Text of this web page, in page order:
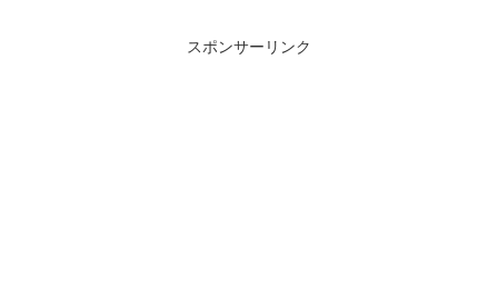
スポンサーリンク